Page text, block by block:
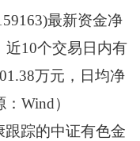
最新资金净
近10个交易日内有
万元，日均净
Wind）
跟踪的中证有色金